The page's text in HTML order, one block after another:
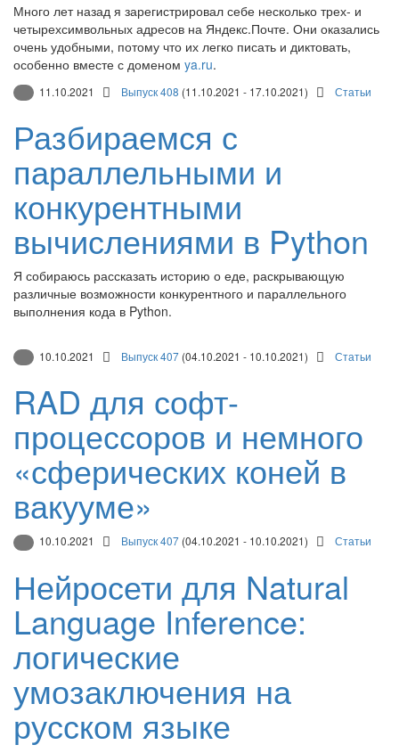
Много лет назад я зарегистрировал себе несколько трех- и
четырехсимвольных адресов на Яндекс.Почте. Они оказались
очень удобными, потому что их легко писать и диктовать,
особенно вместе с доменом ya.ru.
11.10.2021 Выпуск 408 (11.10.2021 - 17.10.2021) Статьи
Разбираемся с
параллельными и
конкурентными
вычислениями в Python
Я собираюсь рассказать историю о еде, раскрывающую
различные возможности конкурентного и параллельного
выполнения кода в Python.
10.10.2021 Выпуск 407 (04.10.2021 - 10.10.2021) Статьи
RAD для софт-
процессоров и немного
«сферических коней в
вакууме»
10.10.2021 Выпуск 407 (04.10.2021 - 10.10.2021) Статьи
Нейросети для Natural
Language Inference:
логические
умозаключения на
русском языке